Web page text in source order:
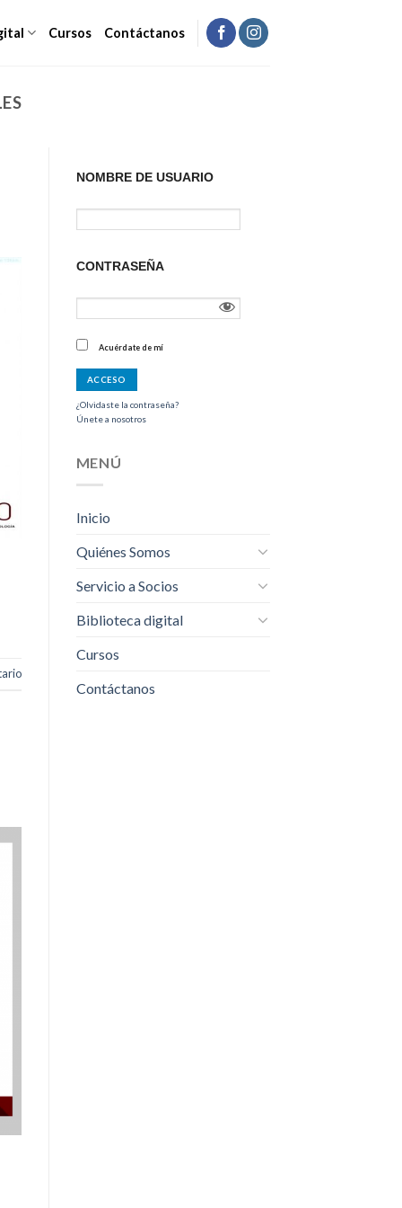
Cursos Contáctanos
NOMBRE DE USUARIO
CONTRASEÑA
Acuérdate de mí
¿Olvidaste la contraseña?
Únete a nosotros
MENÚ
Inicio
Quiénes Somos
Servicio a Socios
Biblioteca digital
Cursos
Contáctanos